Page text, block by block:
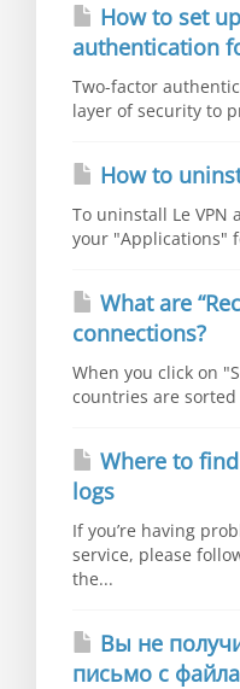
How to set
authentication
Two-factor
layer of security to
How to
To uninstall Le VPN
your "Applications"
What are
connections?
When you click on
countries are
Where to
logs
If you’re having
service, please
the...
Вы не
письмо с